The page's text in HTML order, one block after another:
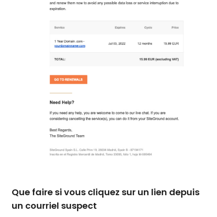
Que faire si vous cliquez sur un lien depuis
un courriel suspect